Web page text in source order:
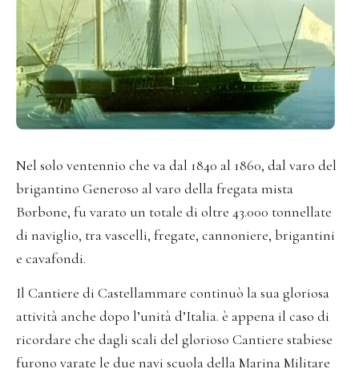
Nel solo ventennio che va dal 1840 al 1860, dal varo del
brigantino Generoso al varo della fregata mista
Borbone, fu varato un totale di oltre 43.000 tonnellate
di naviglio, tra vascelli, fregate, cannoniere, brigantini
e cavafondi.
Il Cantiere di Castellammare continuò la sua gloriosa
attività anche dopo l’unità d’Italia. è appena il caso di
ricordare che dagli scali del glorioso Cantiere stabiese
furono varate le due navi scuola della Marina Militare